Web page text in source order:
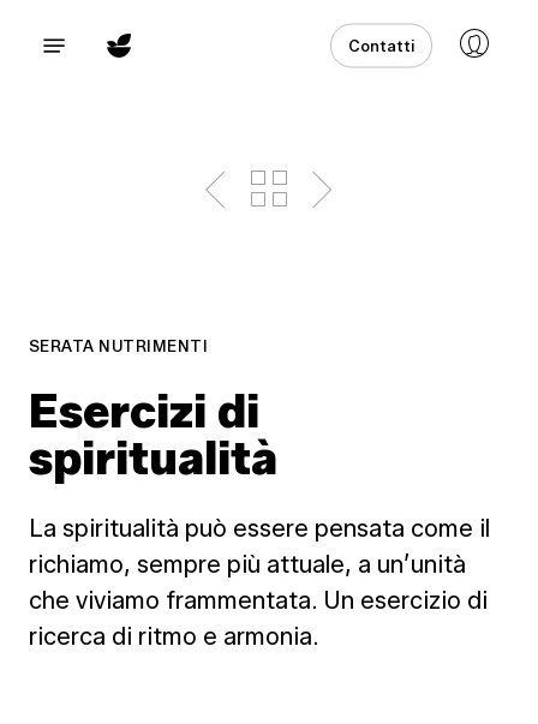
Menu Contatti
SERATA NUTRIMENTI
Esercizi di
spiritualità
La spiritualità può essere pensata come il
richiamo, sempre più attuale, a un’unità
che viviamo frammentata. Un esercizio di
ricerca di ritmo e armonia.